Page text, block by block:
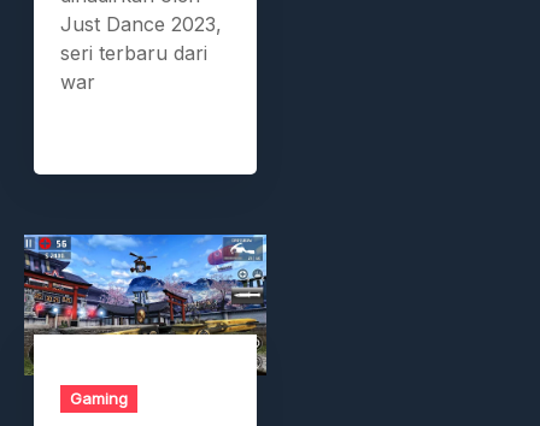
Just Dance 2023,
seri terbaru dari
war
Gaming